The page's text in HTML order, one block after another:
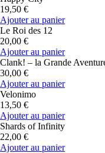
19,50 €
Ajouter au panier
Le Roi des 12
20,00 €
Ajouter au panier
Clank! – la Grande
30,00 €
Ajouter au panier
Velonimo
13,50 €
Ajouter au panier
Shards of Infinity
22,00 €
Ajouter au panier